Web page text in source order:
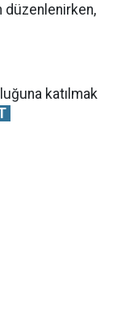
düzenlenirken,
katılmak